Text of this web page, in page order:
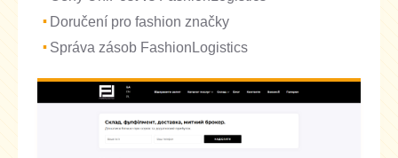
Doručení pro fashion značky
Správa zásob FashionLogistics